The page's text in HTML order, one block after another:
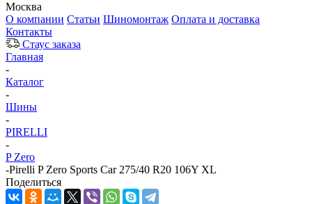
Москва
О компании Статьи Шиномонтаж Оплата и доставка
Контакты
Стаус заказа
Главная
-
Каталог
-
Шины
-
PIRELLI
-
P Zero
-Pirelli P Zero Sports Car 275/40 R20 106Y XL
Поделиться